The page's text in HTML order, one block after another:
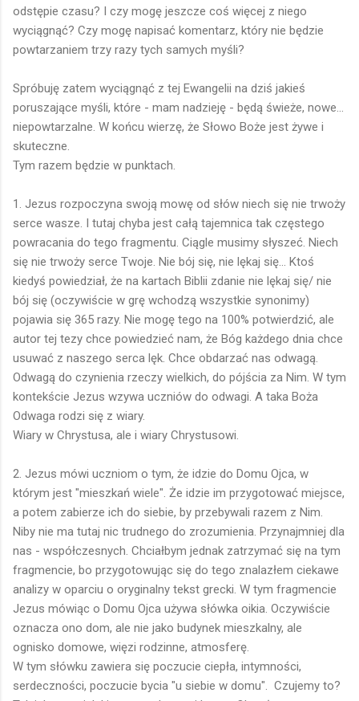
odstępie czasu? I czy mogę jeszcze coś więcej z niego
wyciągnąć? Czy mogę napisać komentarz, który nie będzie
powtarzaniem trzy razy tych samych myśli?
Spróbuję zatem wyciągnąć z tej Ewangelii na dziś jakieś
poruszające myśli, które - mam nadzieję - będą świeże, nowe...
niepowtarzalne. W końcu wierzę, że Słowo Boże jest żywe i
skuteczne.
Tym razem będzie w punktach.
1. Jezus rozpoczyna swoją mowę od słów niech się nie trwoży
serce wasze. I tutaj chyba jest całą tajemnica tak częstego
powracania do tego fragmentu. Ciągle musimy słyszeć. Niech
się nie trwoży serce Twoje. Nie bój się, nie lękaj się... Ktoś
kiedyś powiedział, że na kartach Biblii zdanie nie lękaj się/ nie
bój się (oczywiście w grę wchodzą wszystkie synonimy)
pojawia się 365 razy. Nie mogę tego na 100% potwierdzić, ale
autor tej tezy chce powiedzieć nam, że Bóg każdego dnia chce
usuwać z naszego serca lęk. Chce obdarzać nas odwagą.
Odwagą do czynienia rzeczy wielkich, do pójścia za Nim. W tym
kontekście Jezus wzywa uczniów do odwagi. A taka Boża
Odwaga rodzi się z wiary.
Wiary w Chrystusa, ale i wiary Chrystusowi.
2. Jezus mówi uczniom o tym, że idzie do Domu Ojca, w
którym jest "mieszkań wiele". Że idzie im przygotować miejsce,
a potem zabierze ich do siebie, by przebywali razem z Nim.
Niby nie ma tutaj nic trudnego do zrozumienia. Przynajmniej dla
nas - współczesnych. Chciałbym jednak zatrzymać się na tym
fragmencie, bo przygotowując się do tego znalazłem ciekawe
analizy w oparciu o oryginalny tekst grecki. W tym fragmencie
Jezus mówiąc o Domu Ojca używa słówka oikia. Oczywiście
oznacza ono dom, ale nie jako budynek mieszkalny, ale
ognisko domowe, więzi rodzinne, atmosferę.
W tym słówku zawiera się poczucie ciepła, intymności,
serdeczności, poczucie bycia "u siebie w domu". Czujemy to?